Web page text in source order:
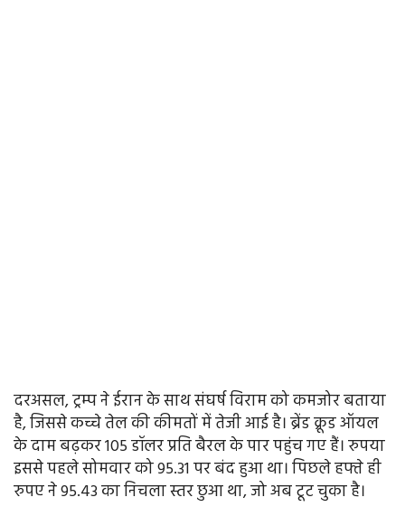
दरअसल, ट्रम्प ने ईरान के साथ संघर्ष विराम को कमजोर बताया
है, जिससे कच्चे तेल की कीमतों में तेजी आई है। ब्रेंड क्रूड ऑयल
के दाम बढ़कर 105 डॉलर प्रति बैरल के पार पहुंच गए हैं। रुपया
इससे पहले सोमवार को 95.31 पर बंद हुआ था। पिछले हफ्ते ही
रुपए ने 95.43 का निचला स्तर छुआ था, जो अब टूट चुका है।